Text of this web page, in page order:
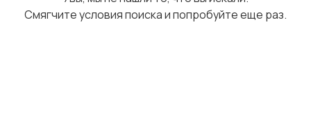
Смягчите условия поиска и попробуйте еще раз.